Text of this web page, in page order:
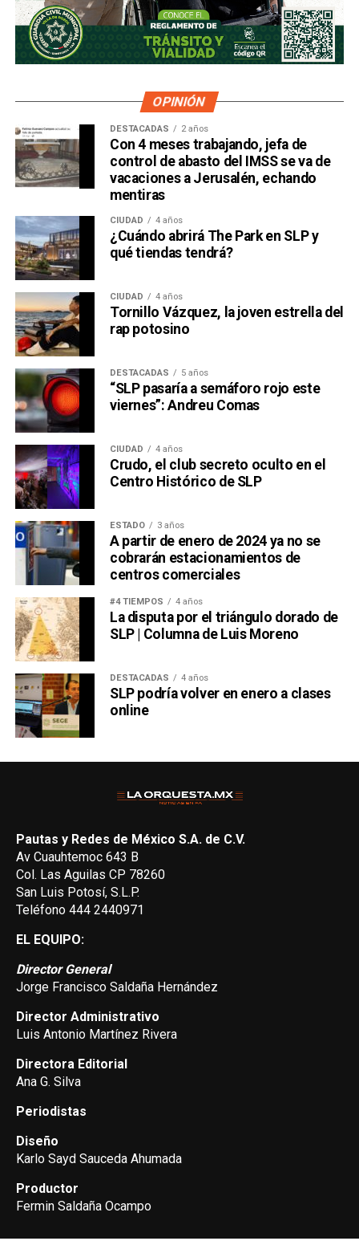
OPINIÓN
DESTACADAS 2 años
Con 4 meses trabajando, jefa de
control de abasto del IMSS se va de
vacaciones a Jerusalén, echando
mentiras
CIUDAD 4 años
¿Cuándo abrirá The Park en SLP y
qué tiendas tendrá?
CIUDAD 4 años
Tornillo Vázquez, la joven estrella del
rap potosino
DESTACADAS 5 años
“SLP pasaría a semáforo rojo este
viernes”: Andreu Comas
CIUDAD 4 años
Crudo, el club secreto oculto en el
Centro Histórico de SLP
ESTADO 3 años
A partir de enero de 2024 ya no se
cobrarán estacionamientos de
centros comerciales
#4 TIEMPOS 4 años
La disputa por el triángulo dorado de
SLP | Columna de Luis Moreno
DESTACADAS 4 años
SLP podría volver en enero a clases
online
Pautas y Redes de México S.A. de C.V.
Av Cuauhtemoc 643 B
Col. Las Aguilas CP 78260
San Luis Potosí, S.L.P.
Teléfono 444 2440971
EL EQUIPO:
Director General
Jorge Francisco Saldaña Hernández
Director Administrativo
Luis Antonio Martínez Rivera
Directora Editorial
Ana G. Silva
Periodistas
Diseño
Karlo Sayd Sauceda Ahumada
Productor
Fermin Saldaña Ocampo